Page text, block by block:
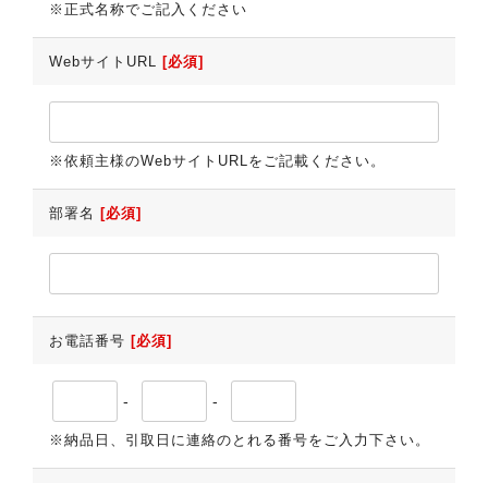
※正式名称でご記入ください
WebサイトURL [必須]
※依頼主様のWebサイトURLをご記載ください。
部署名 [必須]
お電話番号 [必須]
- -
※納品日、引取日に連絡のとれる番号をご入力下さい。